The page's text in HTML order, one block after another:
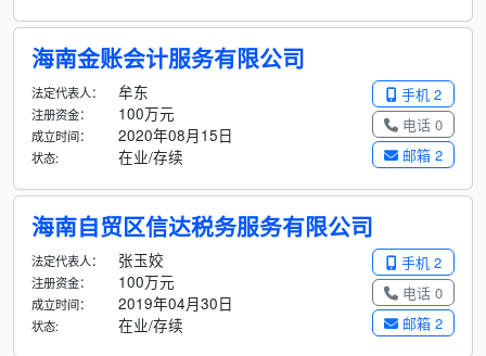
海南金账会计服务有限公司
手机 2
电话 0
邮箱 2
法定代表人： 牟东
注册资金： 100万元
成立时间： 2020年08月15日
状态: 在业/存续
海南自贸区信达税务服务有限公司
手机 2
电话 0
邮箱 2
法定代表人： 张玉姣
注册资金： 100万元
成立时间： 2019年04月30日
状态: 在业/存续